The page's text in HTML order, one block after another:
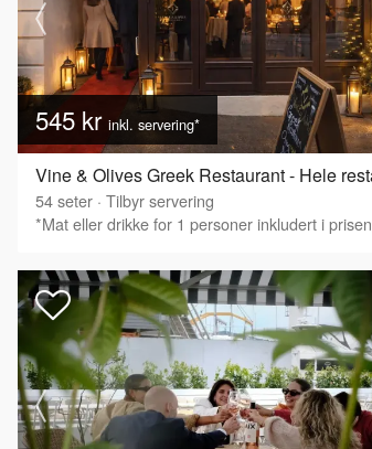
545 kr inkl. servering*
54seter · Tilbyr servering
*Mat eller drikke for 1 personer inkludert i prisen